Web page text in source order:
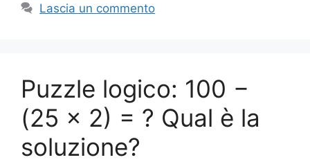
Lascia un commento
Puzzle logico: 100 −
(25 × 2) = ? Qual è la
soluzione?